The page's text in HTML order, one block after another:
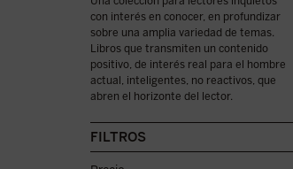
con interés en conocer, en profundizar
sobre una amplia variedad de temas.
Libros que transmiten un contenido
positivo, de interés real para el hombre
actual, inteligentes, no reactivos, que
abren el horizonte del lector.
FILTROS